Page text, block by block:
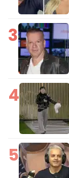
3
4
5